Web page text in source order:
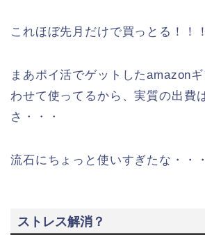
これほぼ先月だけで買っとる！！！
まあポイ活でゲットしたamazon
わせて使ってるから、実質の出費
さ・・・
流石にちょっと使いすぎたな・・・
ストレス解消？